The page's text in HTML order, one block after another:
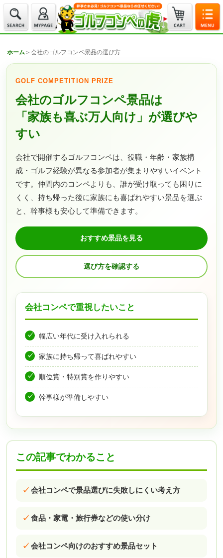
ホーム ＞ 会社のゴルフコンペ景品の選び方
GOLF COMPETITION PRIZE
会社のゴルフコンペ景品は
「家族も喜ぶ万人向け」が選びや
すい
会社で開催するゴルフコンペは、役職・年齢・家族構
成・ゴルフ経験が異なる参加者が集まりやすいイベント
です。仲間内のコンペよりも、誰が受け取っても困りに
くく、持ち帰った後に家族にも喜ばれやすい景品を選ぶ
と、幹事様も安心して準備できます。
おすすめ景品を見る
選び方を確認する
会社コンペで重視したいこと
幅広い年代に受け入れられる
家族に持ち帰って喜ばれやすい
順位賞・特別賞を作りやすい
幹事様が準備しやすい
この記事でわかること
会社コンペで景品選びに失敗しにくい考え方
食品・家電・旅行券などの使い分け
会社コンペ向けのおすすめ景品セット